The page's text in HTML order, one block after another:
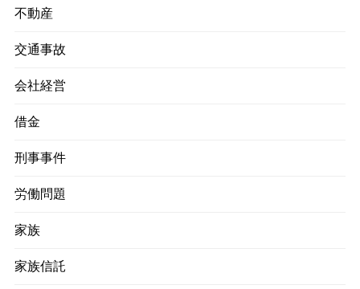
不動産
交通事故
会社経営
借金
刑事事件
労働問題
家族
家族信託